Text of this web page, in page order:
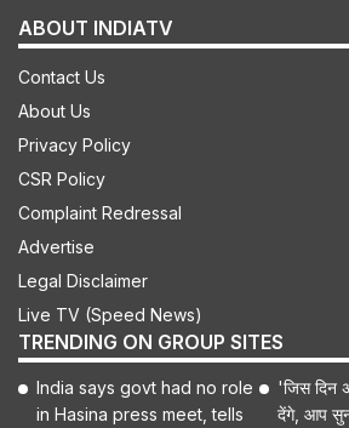
ABOUT INDIATV
Contact Us
About Us
Privacy Policy
CSR Policy
Complaint Redressal
Advertise
Legal Disclaimer
Live TV (Speed News)
TRENDING ON GROUP SITES
India says govt had no role
in Hasina press meet, tells
'जिस दिन
देंगे, आप सुन